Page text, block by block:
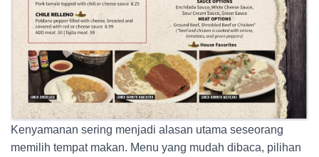
Kenyamanan sering menjadi alasan utama seseorang
memilih tempat makan. Menu yang mudah dibaca, pilihan